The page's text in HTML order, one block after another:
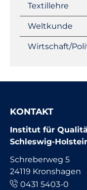
Textillehre
Weltkunde
Wirtschaft/
KONTAKT
Institut für
Schleswig-
Schreberweg 5
24119 Kronshagen
0431 5403-0